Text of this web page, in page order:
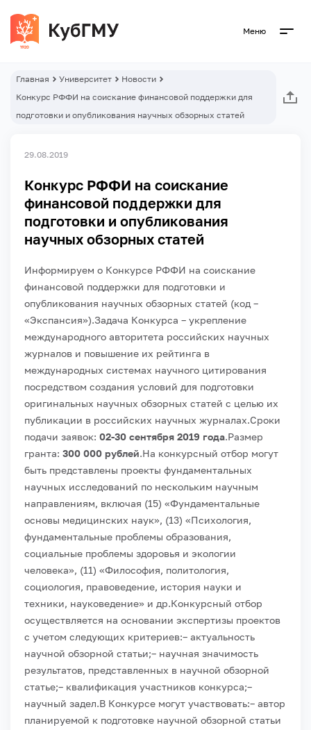
Меню
Главная Университет
Новости
Конкурс РФФИ на соискание финансовой поддержки для
подготовки и опубликования научных обзорных статей
29.08.2019
Конкурс РФФИ на соискание
финансовой поддержки для
подготовки и опубликования
научных обзорных статей
Информируем о Конкурсе РФФИ на соискание
финансовой поддержки для подготовки и
опубликования научных обзорных статей (код –
«Экспансия»).Задача Конкурса – укрепление
международного авторитета российских научных
журналов и повышение их рейтинга в
международных системах научного цитирования
посредством создания условий для подготовки
оригинальных научных обзорных статей с целью их
публикации в российских научных журналах.Сроки
подачи заявок: 02-30 сентября 2019 года.Размер
гранта: 300 000 рублей.На конкурсный отбор могут
быть представлены проекты фундаментальных
научных исследований по нескольким научным
направлениям, включая (15) «Фундаментальные
основы медицинских наук», (13) «Психология,
фундаментальные проблемы образования,
социальные проблемы здоровья и экологии
человека», (11) «Философия, политология,
социология, правоведение, история науки и
техники, науковедение» и др.Конкурсный отбор
осуществляется на основании экспертизы проектов
с учетом следующих критериев:– актуальность
научной обзорной статьи;– научная значимость
результатов, представленных в научной обзорной
статье;– квалификация участников конкурса;–
научный задел.В Конкурсе могут участвовать:– автор
планируемой к подготовке научной обзорной статьи